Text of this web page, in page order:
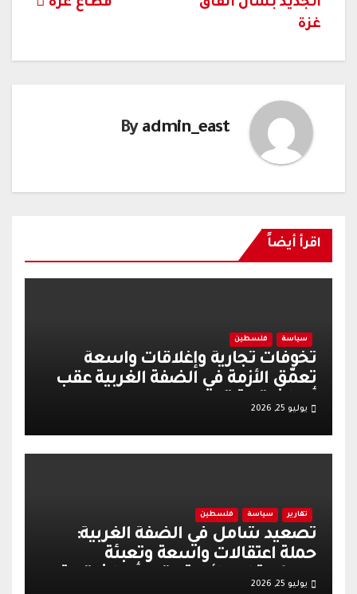
قطاع غزة
الجديد بشأن اتفاق
غزة
By admin_east
اقرأ أيضاً
سياسة فلسطين
تخوفات تجارية وإغلاقات واسعة
تعمّق الأزمة في الضفة الغربية عقب
أحداث قرية تل
يوليو 25, 2026
تقارير سياسة فلسطين
تصعيد شامل في الضفة الغربية:
حملة اعتقالات واسعة وتعبئة
عسكرية إسرائيلية عقب أحداث قرية
يوليو 25, 2026